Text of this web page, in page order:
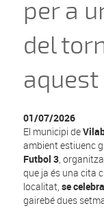
per a
del
01/07/2026
El municipi de
ambient estiuenc
Futbol 3,
que ja és una cita
localitat,se
gairebé dues